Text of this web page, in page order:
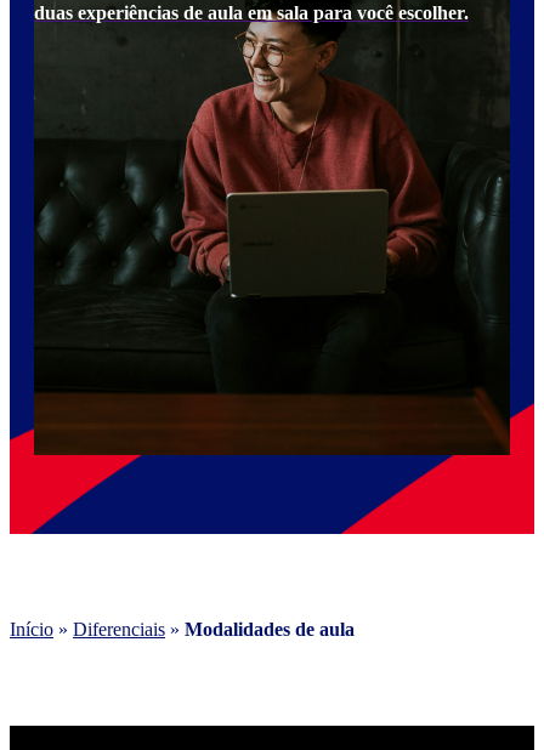
duas experiências de aula em sala para você escolher.
Início » Diferenciais » Modalidades de aula